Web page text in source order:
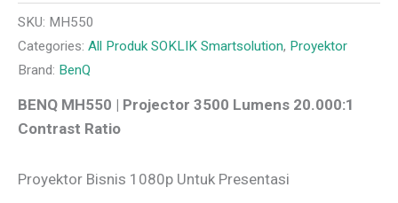
SKU: MH550
Categories: All Produk SOKLIK Smartsolution, Proyektor
Brand: BenQ
BENQ MH550 | Projector 3500 Lumens 20.000:1
Contrast Ratio
Proyektor Bisnis 1080p Untuk Presentasi